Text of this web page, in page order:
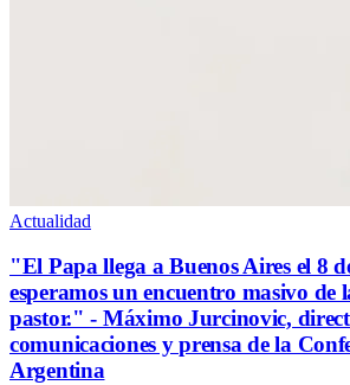
Actualidad
"El Papa llega a Buenos Aires el 8
esperamos un encuentro masivo de
pastor." - Máximo Jurcinovic,
comunicaciones y prensa de la
Argentina